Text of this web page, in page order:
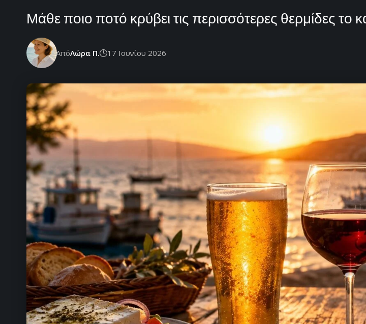
Μάθε ποιο ποτό κρύβει τις περισσότερες θερμίδες το
ΑπόΛώρα Π. 17 Ιουνίου 2026